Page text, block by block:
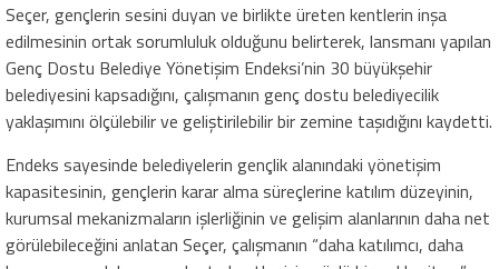
Seçer, gençlerin sesini duyan ve birlikte üreten kentlerin inşa
edilmesinin ortak sorumluluk olduğunu belirterek, lansmanı yapılan
Genç Dostu Belediye Yönetişim Endeksi’nin 30 büyükşehir
belediyesini kapsadığını, çalışmanın genç dostu belediyecilik
yaklaşımını ölçülebilir ve geliştirilebilir bir zemine taşıdığını kaydetti.
Endeks sayesinde belediyelerin gençlik alanındaki yönetişim
kapasitesinin, gençlerin karar alma süreçlerine katılım düzeyinin,
kurumsal mekanizmaların işlerliğinin ve gelişim alanlarının daha net
görülebileceğini anlatan Seçer, çalışmanın “daha katılımcı, daha